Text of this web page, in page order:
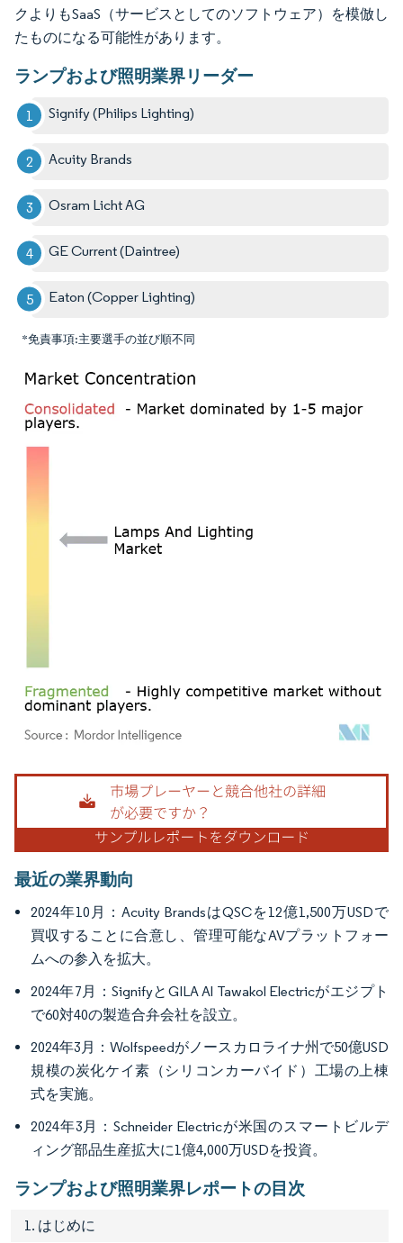
クよりもSaaS（サービスとしてのソフトウェア）を模倣し
たものになる可能性があります。
ランプおよび照明業界リーダー
Signify (Philips Lighting)
Acuity Brands
Osram Licht AG
GE Current (Daintree)
Eaton (Copper Lighting)
*免責事項:主要選手の並び順不同
画像 © Mordor Intelligence。再利用にはCC BY 4.0の表示が必要です。
最近の業界動向
2024年10月：Acuity BrandsはQSCを12億1,500万USDで
買収することに合意し、管理可能なAVプラットフォー
ムへの参入を拡大。
2024年7月：SignifyとGILA Al Tawakol Electricがエジプト
で60対40の製造合弁会社を設立。
2024年3月：Wolfspeedがノースカロライナ州で50億USD
規模の炭化ケイ素（シリコンカーバイド）工場の上棟
式を実施。
2024年3月：Schneider Electricが米国のスマートビルデ
ィング部品生産拡大に1億4,000万USDを投資。
ランプおよび照明業界レポートの目次
1. はじめに